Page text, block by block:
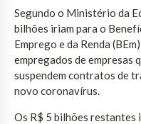
Segundo o Ministério da
bilhões iriam para o
Emprego e da Renda
empregados de empresas
suspendem contratos de
novo coronavírus.
Os R$ 5 bilhões restantes